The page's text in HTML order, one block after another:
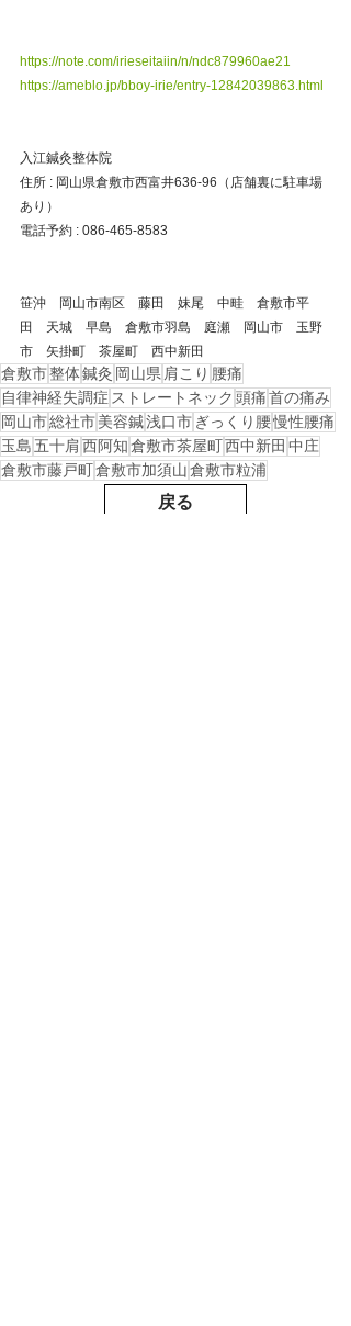
https://note.com/irieseitaiin/n/ndc879960ae21
https://ameblo.jp/bboy-irie/entry-12842039863.html
入江鍼灸整体院
住所 : 岡山県倉敷市西富井636-96（店舗裏に駐車場
あり）
電話予約 : 086-465-8583
笹沖　岡山市南区　藤田　妹尾　中畦　倉敷市平
田　天城　早島　倉敷市羽島　庭瀬　岡山市　玉野
市　矢掛町　茶屋町　西中新田
倉敷市整体鍼灸 岡山県 肩こり 腰痛
自律神経失調症 ストレートネック 頭痛首の痛み
岡山市総社市美容鍼浅口市 ぎっくり腰慢性腰痛
玉島 五十肩西阿知倉敷市茶屋町西中新田 中庄
倉敷市藤戸町倉敷市加須山倉敷市粒浦
戻る